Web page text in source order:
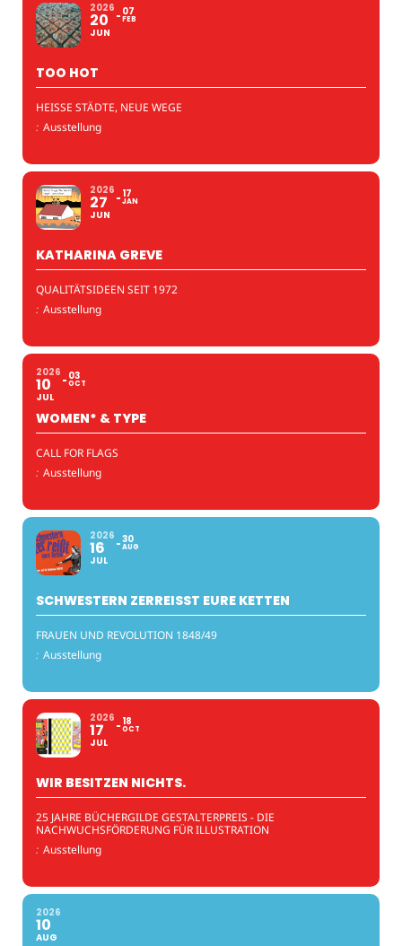
2026
20
JUN
07
FEB
TOO HOT
HEISSE STÄDTE, NEUE WEGE
: Ausstellung
2026
27
JUN
17
JAN
KATHARINA GREVE
QUALITÄTSIDEEN SEIT 1972
: Ausstellung
2026
10
JUL
03
OCT
WOMEN* & TYPE
CALL FOR FLAGS
: Ausstellung
2026
16
JUL
30
AUG
SCHWESTERN ZERREISST EURE KETTEN
FRAUEN UND REVOLUTION 1848/49
: Ausstellung
2026
17
JUL
18
OCT
WIR BESITZEN NICHTS.
25 JAHRE BÜCHERGILDE GESTALTERPREIS - DIE
NACHWUCHSFÖRDERUNG FÜR ILLUSTRATION
: Ausstellung
2026
10
AUG